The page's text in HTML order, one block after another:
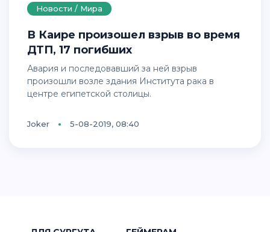
Новости / Мира
В Каире произошел взрыв во время
ДТП, 17 погибших
Авария и последовавший за ней взрыв
произошли возле здания Института рака в
центре египетской столицы.
Joker 5-08-2019, 08:40